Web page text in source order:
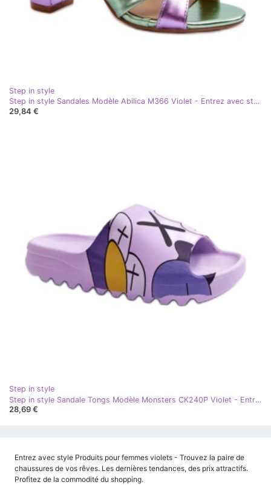
Step in style
Step in style Sandales Modèle Abilica M366 Violet - Entrez avec style
29,84 €
Step in style
Step in style Sandale Tongs Modèle Monsters CK240P Violet - Entrez avec style
28,69 €
Entrez avec style Produits pour femmes violets - Trouvez la paire de
chaussures de vos rêves. Les dernières tendances, des prix attractifs.
Profitez de la commodité du shopping.